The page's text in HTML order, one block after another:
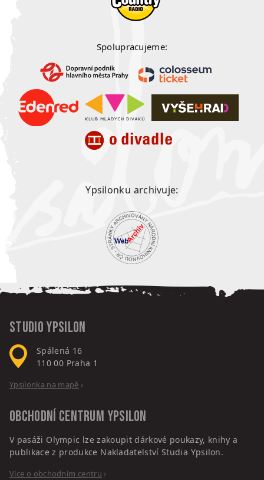
Spolupracujeme:
Ypsilonku archivuje:
Studio Ypsilon
Spálená 16
110 00 Praha 1
Ypsilonka na mapě ›
Obchodní centrum Ypsilon
V pasáži Olympic lze zakoupit dárkové poukazy, knihy a
publikace z produkce Nakladatelství Studia Ypsilon.
Více o obchodním centru ›